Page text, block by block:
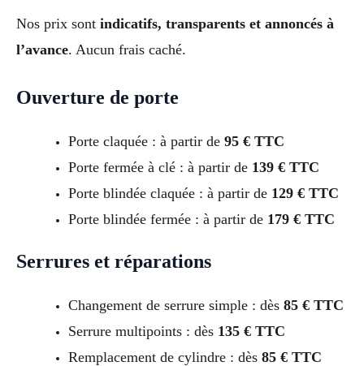
Nos prix sont indicatifs, transparents et annoncés à
l’avance. Aucun frais caché.
Ouverture de porte
Porte claquée : à partir de 95 € TTC
Porte fermée à clé : à partir de 139 € TTC
Porte blindée claquée : à partir de 129 € TTC
Porte blindée fermée : à partir de 179 € TTC
Serrures et réparations
Changement de serrure simple : dès 85 € TTC
Serrure multipoints : dès 135 € TTC
Remplacement de cylindre : dès 85 € TTC